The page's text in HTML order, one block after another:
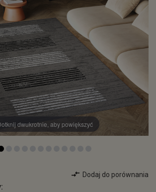
dwukrotnie, aby powiększyć
Dodaj do porównania